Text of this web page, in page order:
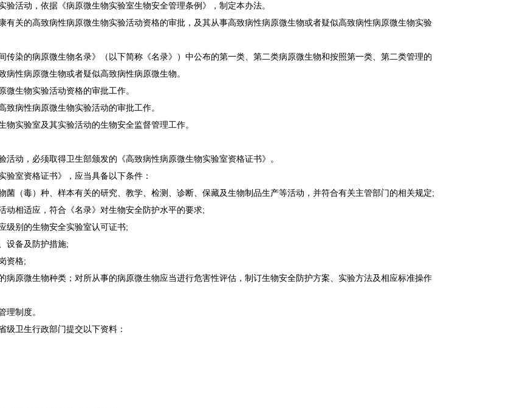
活动，依据《病原微生物实验室生物安全管理条例》，制定本办法。
关的高致病性病原微生物实验活动资格的审批，及其从事高致病性病原微生物或者疑似高致病性病原微生物实验
染的病原微生物名录》（以下简称《名录》）中公布的第一类、第二类病原微生物和按照第一类、第二类管理的
性病原微生物或者疑似高致病性病原微生物。
生物实验活动资格的审批工作。
病性病原微生物实验活动的审批工作。
实验室及其实验活动的生物安全监督管理工作。
动，必须取得卫生部颁发的《高致病性病原微生物实验室资格证书》。
室资格证书》，应当具备以下条件：
菌（毒）种、样本有关的研究、教学、检测、诊断、保藏及生物制品生产等活动，并符合有关主管部门的相关规定;
动相适应，符合《名录》对生物安全防护水平的要求;
级别的生物安全实验室认可证书;
设备及防护措施;
资格;
病原微生物种类；对所从事的病原微生物应当进行危害性评估，制订生物安全防护方案、实验方法及相应标准操作
理制度。
卫生行政部门提交以下资料：